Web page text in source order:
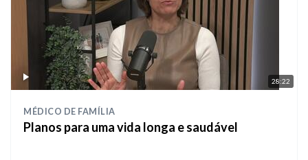
28:22
MÉDICO DE FAMÍLIA
Planos para uma vida longa e saudável